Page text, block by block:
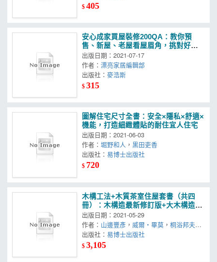
$405
安心成家買屋裝修200QA：教你預
售、新屋、老屋看屋眉角，挑對好房
裝潢更省錢
出版日期：2021-07-17
作者：漂亮家居編輯部
出版社：
$315
圖解住宅尺寸全書：安全×隱私×舒適×
機能，打造細緻體貼的耐住宜人住宅
出版日期：2021-06-03
作者：堀野和人 ，黒田吏香
出版社：
$ 720
木構工法+木質茶室住屋套書（共四
冊）：木構造最新修訂版+大木構造
+日式茶室設計最新版+明治初期日本
住屋文化
出版日期：2021-05-29
作者： 山邊豐彥 ， 威爾‧畢莫 ，桐浴邦夫，
愛德華‧摩斯
出版社：
$3,105